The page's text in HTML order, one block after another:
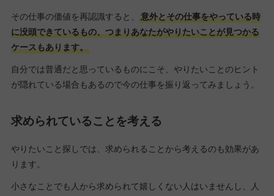
その仕事の価値を再認識すると、
意外とその仕事をやっている時
に没頭できているもの、つまりあなたがやりたいことが見つかる
ケースもあります。
自分では普通だと思っているものにこそ、やりたいことのヒント
が隠れている場合もあるので今の仕事を振り返ってみましょう。
求められていることを考える
やりたいこと探しでは、求められることから考えるのも効果があ
ります。
小さなことでも人から求められて嬉しくない人はいませんし、人